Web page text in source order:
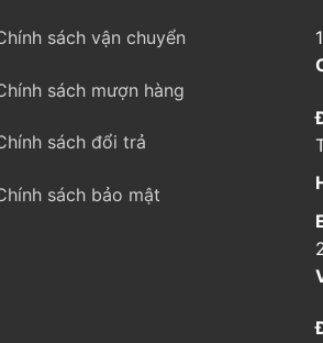
sách vận chuyển
sách mượn hàng
sách đổi trả
sách bảo mật